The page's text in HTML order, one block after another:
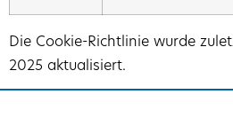
Die Cookie-Richtlinie wurde
2025 aktualisiert.